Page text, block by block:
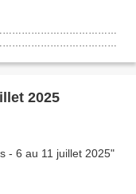
2025